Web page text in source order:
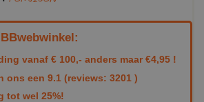
vanaf € 100,- anders maar €4,95 !
ons een 9.1 (reviews: 3201 )
tot wel 25%!